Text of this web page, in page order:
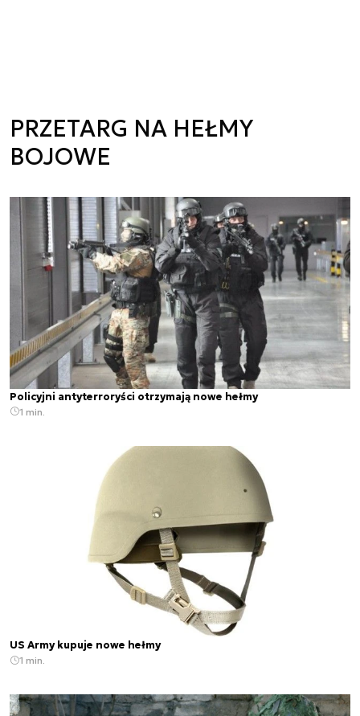
PRZETARG NA HEŁMY
BOJOWE
Policyjni antyterroryści otrzymają nowe hełmy
1 min.
US Army kupuje nowe hełmy
1 min.